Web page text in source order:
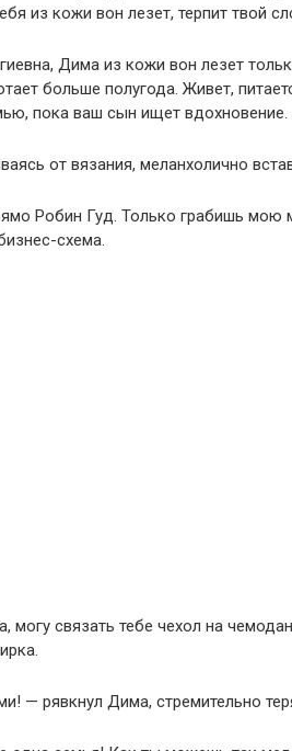
из кожи вон лезет, терпит твой
Дима из кожи вон лезет
больше полугода. Живет,
пока ваш сын ищет вдохновение.
от вязания, меланхолично
Робин Гуд. Только грабишь мою
схема.
могу связать тебе чехол на
— рявкнул Дима, стремительно